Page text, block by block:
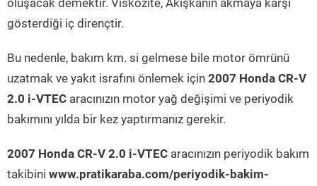
oluşacak demektir. Viskozite, Akışkanın akmaya karşı
gösterdiği iç dirençtir.
Bu nedenle, bakım km. si gelmese bile motor ömrünü
uzatmak ve yakıt israfını önlemek için 2007 Honda CR-V
2.0 i-VTEC aracınızın motor yağ değişimi ve periyodik
bakımını yılda bir kez yaptırmanız gerekir.
2007 Honda CR-V 2.0 i-VTEC aracınızın periyodik bakım
takibini www.pratikaraba.com/periyodik-bakim-